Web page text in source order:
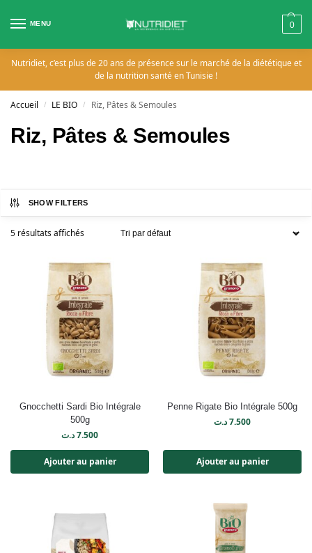
MENU 0
Nutridiet, c’est plus de 20 ans de présence sur le marché de la diététique et
de la nutrition santé en Tunisie !
Accueil / LE BIO / Riz, Pâtes & Semoules
Riz, Pâtes & Semoules
SHOW FILTERS
5 résultats affichés
Gnocchetti Sardi Bio Intégrale
500g
7.500د.ت
Ajouter au panier
Penne Rigate Bio Intégrale 500g
7.500د.ت
Ajouter au panier